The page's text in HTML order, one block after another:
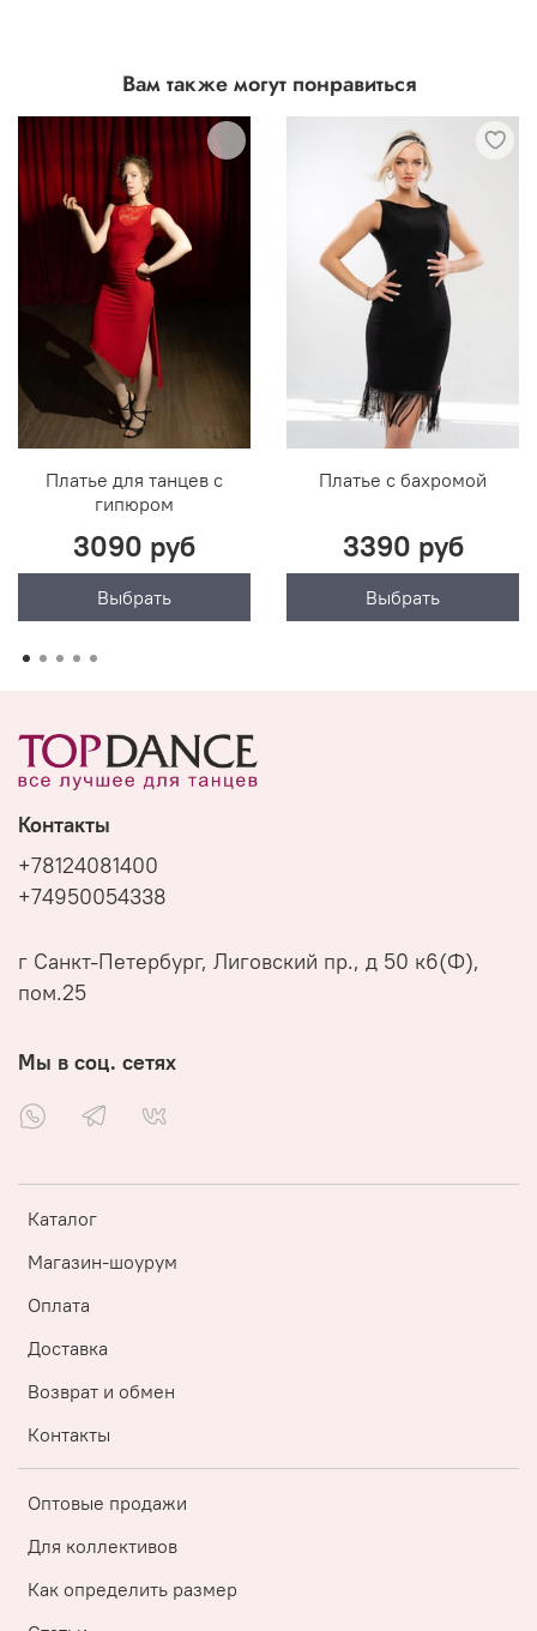
Подробнее о способах оплаты
Из интернет-магазина: 7 дней с момента
получения
Подробнее о возврате и обмене
Вам также могут понравиться
Платье для танцев с
гипюром
3090 руб
Выбрать
Платье с бахромой
3390 руб
Выбрать
Каталог
Магазин-шоурум
Оплата
Доставка
Возврат и обмен
Контакты
Оптовые продажи
Для коллективов
Как определить размер
Контакты
+78124081400
+74950054338
г Санкт-Петербург, Лиговский пр., д 50 к6(Ф),
пом.25
Мы в соц. сетях